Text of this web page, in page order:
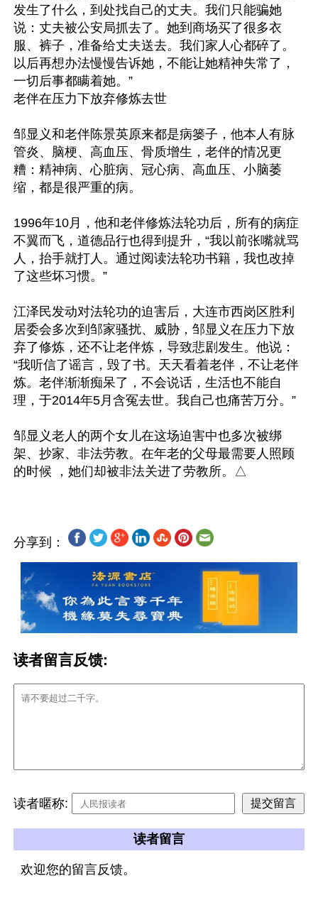
发生了什么，到处找自己的丈夫。我们只能骗她
说：丈夫被公安局抓去了。她到商场买了很多衣
服、裤子，准备给丈夫送去。我们家人心都碎了。
以后再想办法慢慢告诉她，不能让她精神失常了，
一切后事都瞒着她。”
老伴在压力下放弃修炼去世
邹显义和老伴陈景英原来都是病篓子，他本人有脉
管炎、脑梗、高血压、骨质增生，老伴的情况更
糟：精神病、心脏病、冠心病、高血压、小脑萎
缩，都是很严重的病。
1996年10月，他和老伴修炼法轮功后，所有的病症
不翼而飞，道德品行也得到提升，“我以前张嘴就骂
人，抬手就打人。通过阅读法轮功书籍，我也改掉
了这些坏习惯。”
江泽民发动对法轮功的迫害后，大连市西岗区胜利
居委会多次到邹家骚扰、威胁，邹显义在压力下放
弃了修炼，还不让老伴炼，导致悲剧发生。他说：
“我听信了谣言，毁了书。天天看着老伴，不让老伴
炼。老伴渐渐痴呆了，不会说话，生活也不能自
理，于2014年5月含冤去世。我自己也痛苦万分。”
邹显义老人的两个女儿在这场迫害中也多次被绑
架、抄家、非法劳教。在年老的父母最需要人照顾
分享到：
读者留言反馈:
读者暱称:
读者留言
欢迎您的留言反馈。